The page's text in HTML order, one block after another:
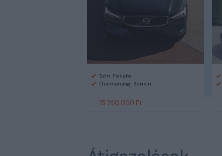
Szín: Fekete
Üzemanyag: Benzin
15 290 000 Ft